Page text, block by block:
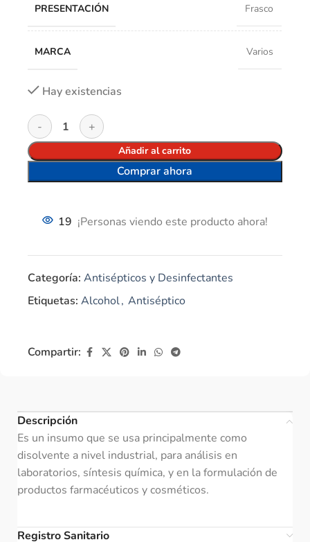
PRESENTACIÓN Frasco
MARCA Varios
Hay existencias
Añadir al carrito
Comprar ahora
19 ¡Personas viendo este producto ahora!
Categoría: Antisépticos y Desinfectantes
Etiquetas: Alcohol, Antiséptico
Compartir:
Descripción
Es un insumo que se usa principalmente como
disolvente a nivel industrial, para análisis en
laboratorios, síntesis química, y en la formulación de
productos farmacéuticos y cosméticos.
Registro Sanitario